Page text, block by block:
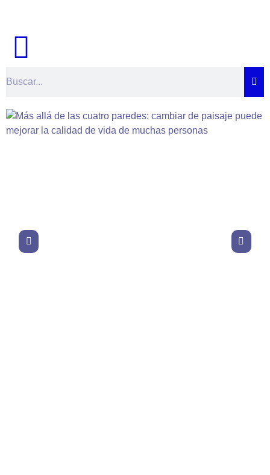
contenido
Salud